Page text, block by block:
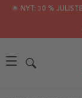
🌟 NYT: 30 %